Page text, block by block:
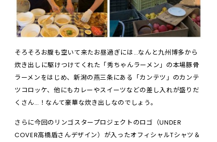
そろそろお腹も空いて来たお昼過ぎには…なんと九州博多から
炊き出しに駆けつけてくれた「秀ちゃんラーメン」の本場豚骨
ラーメンをはじめ、新潟の燕三条にある「カンテツ」のカンテ
ツコロッケ、他にもカレーやスイーツなどの差し入れが盛りだ
くさん…！なんて豪華な炊き出しなのでしょう。
さらに今回のリンゴスタープロジェクトのロゴ（UNDER
COVER高橋盾さんデザイン）が入ったオフィシャルTシャツ＆